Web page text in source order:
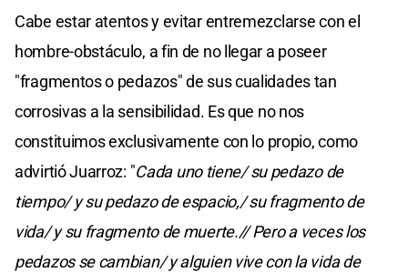
Cabe estar atentos y evitar entremezclarse con el
hombre-obstáculo, a fin de no llegar a poseer
"fragmentos o pedazos" de sus cualidades tan
corrosivas a la sensibilidad. Es que no nos
constituimos exclusivamente con lo propio, como
advirtió Juarroz: "Cada uno tiene/ su pedazo de
tiempo/ y su pedazo de espacio,/ su fragmento de
vida/ y su fragmento de muerte.// Pero a veces los
pedazos se cambian/ y alguien vive con la vida de